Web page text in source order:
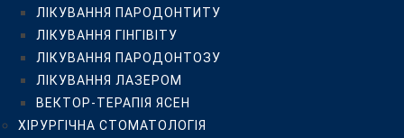
СИНУС-ЛІФТИНГ
НАРОЩУВАННЯ КІСТКИ ЩЕЛЕП
ЛІКУВАННЯ ПЕРИКОРОНІТУ
ЛІКУВАННЯ АЛЬВЕОЛІТУ
ГІГІЄНА ПОРОЖНИНИ РОТА
AIR FLOW – ПРОФЕСІЙНЕ ЧИЩЕННЯ ЗУБІВ ВІД
ЛІКУВАННЯ ПАРОДОНТИТУ
ЛІКУВАННЯ ГІНГІВІТУ
ЛІКУВАННЯ ПАРОДОНТОЗУ
ЛІКУВАННЯ ЛАЗЕРОМ
ВЕКТОР-ТЕРАПІЯ ЯСЕН
ХІРУРГІЧНА СТОМАТОЛОГІЯ